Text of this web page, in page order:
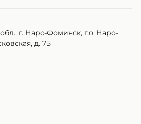
г. Наро-Фоминск, г.о. Наро-
д. 7Б